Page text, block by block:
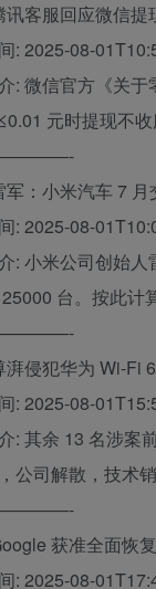
讯客服回应微信
: 2025-08-
: 微信官方《关
元时提现不收
军：小米汽车 7 月
: 2025-08-
: 小米公司创始
台。按此计
湃侵犯华为 Wi-Fi
: 2025-08-
: 其余 13 名涉案
公司解散，技术
获准全面恢
: 2025-08-